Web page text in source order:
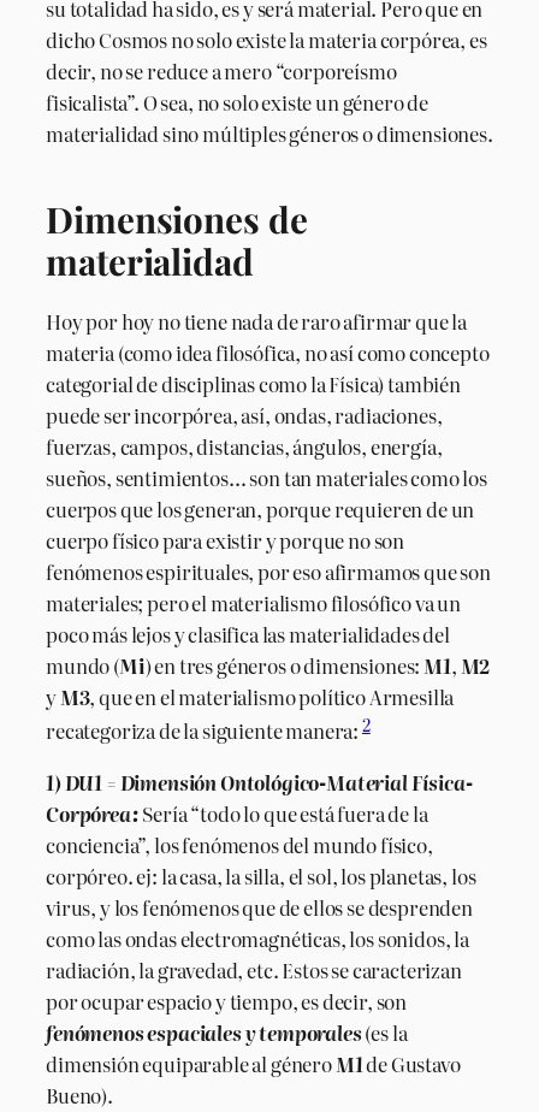
su totalidad ha sido, es y será material. Pero que en
dicho Cosmos no solo existe la materia corpórea, es
decir, no se reduce a mero “corporeísmo
fisicalista”. O sea, no solo existe un género de
materialidad sino múltiples géneros o dimensiones.
Dimensiones de
materialidad
Hoy por hoy no tiene nada de raro afirmar que la
materia (como idea filosófica, no así como concepto
categorial de disciplinas como la Física) también
puede ser incorpórea, así, ondas, radiaciones,
fuerzas, campos, distancias, ángulos, energía,
sueños, sentimientos… son tan materiales como los
cuerpos que los generan, porque requieren de un
cuerpo físico para existir y porque no son
fenómenos espirituales, por eso afirmamos que son
materiales; pero el materialismo filosófico va un
poco más lejos y clasifica las materialidades del
mundo (Mi) en tres géneros o dimensiones:M1,M2
yM3, que en el materialismo político Armesilla
recategoriza de la siguiente manera: 2
1) DU1 = Dimensión Ontológico-Material Física-
Corpórea:Sería “todo lo que está fuera de la
conciencia”, los fenómenos del mundo físico,
corpóreo. ej: la casa, la silla, el sol, los planetas, los
virus, y los fenómenos que de ellos se desprenden
como las ondas electromagnéticas, los sonidos, la
radiación, la gravedad, etc. Estos se caracterizan
por ocupar espacio y tiempo, es decir, son
fenómenos espaciales y temporales(es la
dimensión equiparable al géneroM1de Gustavo
Bueno).